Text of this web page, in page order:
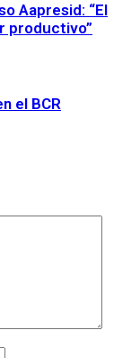
Aapresid: “El
productivo”
el BCR